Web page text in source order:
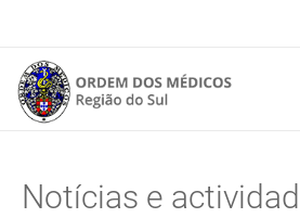
Notícias e